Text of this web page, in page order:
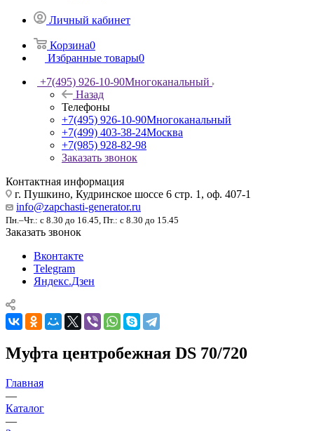
Личный кабинет
Корзина0
Избранные товары0
+7(495) 926-10-90Многоканальный
Назад
Телефоны
+7(495) 926-10-90Многоканальный
+7(499) 403-38-24Москва
+7(985) 928-82-98
Заказать звонок
Контактная информация
г. Пушкино, Кудринское шоссе 6 стр. 1, оф. 407-1
info@zapchasti-generator.ru
Пн.–Чт.: с 8.30 до 16.45, Пт.: с 8.30 до 15.45
Заказать звонок
Вконтакте
Telegram
Яндекс.Дзен
Муфта центробежная DS 70/720
Главная
—
Каталог
—